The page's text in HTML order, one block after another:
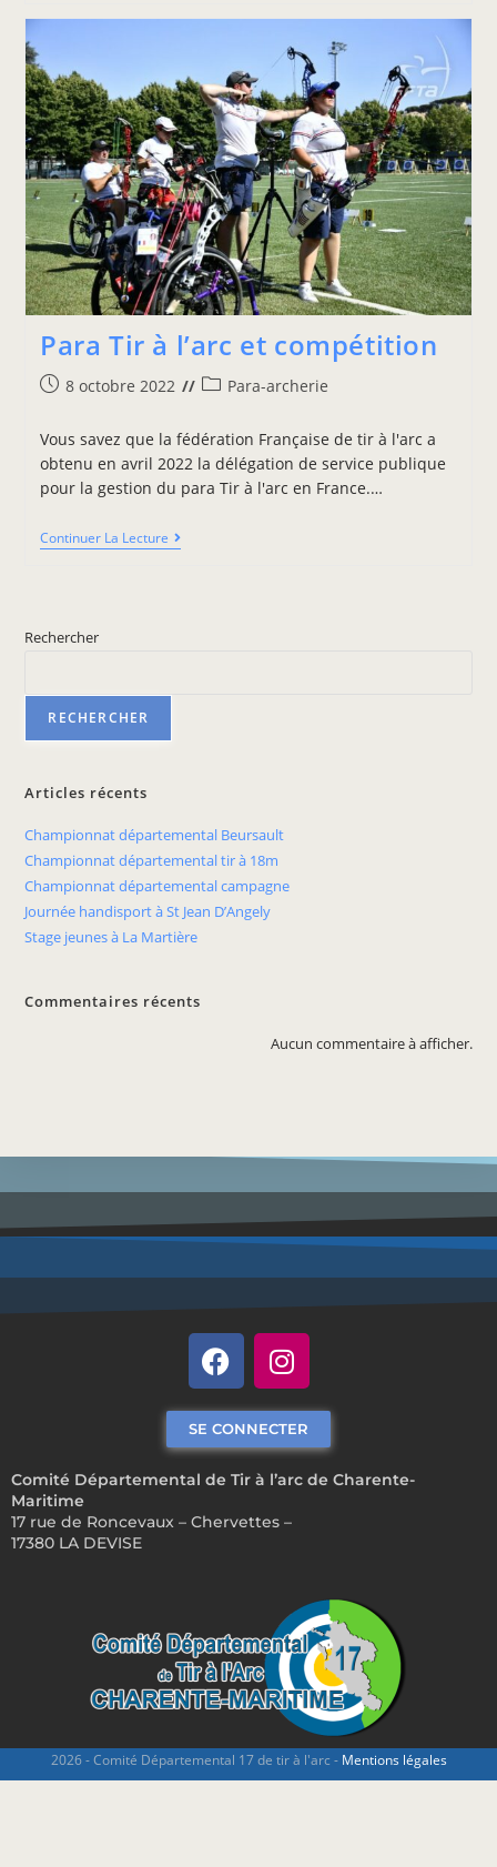
Para Tir à l’arc et compétition
8 octobre 2022 Para-archerie
Vous savez que la fédération Française de tir à l'arc a
obtenu en avril 2022 la délégation de service publique
pour la gestion du para Tir à l'arc en France.…
Continuer La Lecture
Rechercher
RECHERCHER
Articles récents
Championnat départemental Beursault
Championnat départemental tir à 18m
Championnat départemental campagne
Journée handisport à St Jean D’Angely
Stage jeunes à La Martière
Commentaires récents
Aucun commentaire à afficher.
Comité Départemental de Tir à l’arc de Charente-
Maritime
17 rue de Roncevaux – Chervettes –
17380 LA DEVISE
SE CONNECTER
2026 - Comité Départemental 17 de tir à l'arc - Mentions légales